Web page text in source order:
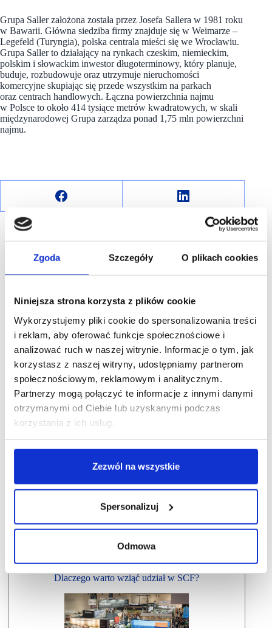
Zgoda Szczegóły O plikach cookies
Niniejsza strona korzysta z plików cookie
Wykorzystujemy pliki cookie do spersonalizowania treści
i reklam, aby oferować funkcje społecznościowe i
analizować ruch w naszej witrynie. Informacje o tym, jak
korzystasz z naszej witryny, udostępniamy partnerom
społecznościowym, reklamowym i analitycznym.
Partnerzy mogą połączyć te informacje z innymi danymi
otrzymanymi od Ciebie lub uzyskanymi podczas
korzystania z ich usług.
Zezwól na wszystkie
Spersonalizuj
Odmowa
Grupa Saller założona została przez Josefa Sallera w 1981 roku
w Bawarii. Główna siedziba firmy znajduje się w Weimarze –
Legefeld (Turyngia), polska centrala mieści się we Wrocławiu.
Grupa Saller to działający na rynkach czeskim, niemieckim,
polskim i słowackim inwestor długoterminowy, który planuje,
buduje, rozbudowuje oraz utrzymuje nieruchomości
komercyjne skupiając się przede wszystkim na parkach
oraz centrach handlowych. Łączna powierzchnia najmu
w Polsce to około 414 tysiące metrów kwadratowych, w skali
międzynarodowej Grupa zarządza ponad 1,75 mln powierzchni
najmu.
Dlaczego warto wziąć udział w SCF?